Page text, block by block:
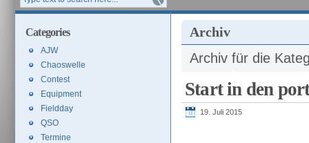
Archiv
Archiv für die
Start in den
19. Juli 2015
Categories
AJW
Chaoswelle
Contest
Equipment
Fieldday
QSO
Termine